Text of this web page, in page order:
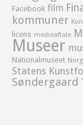
Facebook film
kommuner
licens medieaftale
Museer
Nationalmuseet
Statens
Søndergaard